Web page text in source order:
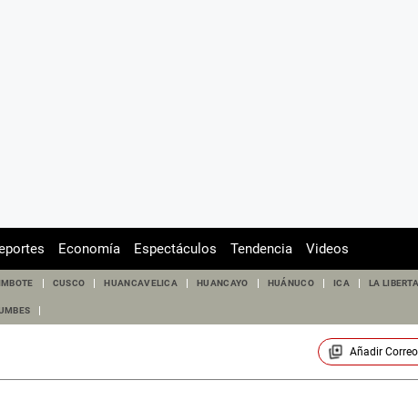
Economía Espectáculos Tendencia Videos
CUSCO HUANCAVELICA HUANCAYO HUÁNUCO ICA LA
Añadir Correo